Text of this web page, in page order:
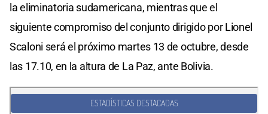
la eliminatoria sudamericana, mientras que el
siguiente compromiso del conjunto dirigido por Lionel
Scaloni será el próximo martes 13 de octubre, desde
las 17.10, en la altura de La Paz, ante Bolivia.